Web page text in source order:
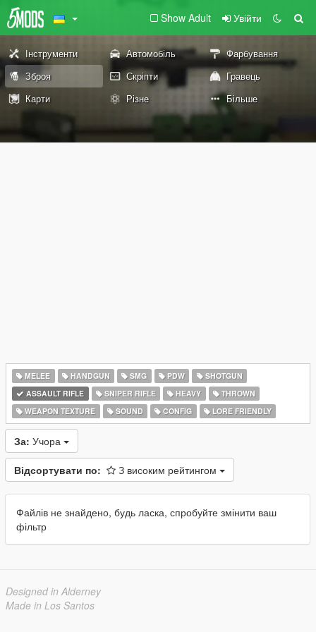
Show Adult Увійти
Інструменти Автомобіль
Фарбування
Зброя
Скріпти
Гравець
Карти
Різне Більше
MELEE HANDGUN SMG PDW
SHOTGUN
ASSAULT RIFLE
SNIPER RIFLE HEAVY
THROWN
WEAPON TEXTURE
SOUND CONFIG LORE FRIENDLY
За: Учора
Відсортувати по: З високим рейтингом
Файлів не знайдено, будь ласка, спробуйте змінити ваш
фільтр
Designed in Alderney
Made in Los Santos